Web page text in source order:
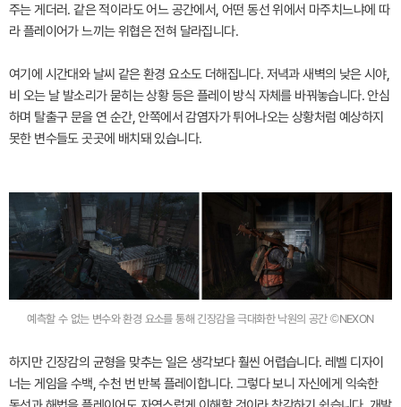
주는 게더러. 같은 적이라도 어느 공간에서, 어떤 동선 위에서 마주치느냐에 따
라 플레이어가 느끼는 위협은 전혀 달라집니다.
여기에 시간대와 날씨 같은 환경 요소도 더해집니다. 저녁과 새벽의 낮은 시야,
비 오는 날 발소리가 묻히는 상황 등은 플레이 방식 자체를 바꿔놓습니다. 안심
하며 탈출구 문을 연 순간, 안쪽에서 감염자가 튀어나오는 상황처럼 예상하지
못한 변수들도 곳곳에 배치돼 있습니다.
예측할 수 없는 변수와 환경 요소를 통해 긴장감을 극대화한 낙원의 공간 ©NEXON
하지만 긴장감의 균형을 맞추는 일은 생각보다 훨씬 어렵습니다. 레벨 디자이
너는 게임을 수백, 수천 번 반복 플레이합니다. 그렇다 보니 자신에게 익숙한